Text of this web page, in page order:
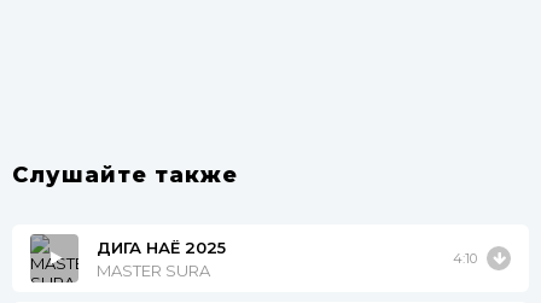
Слушайте также
ДИГА НАЁ 2025
MASTER SURA
4:10